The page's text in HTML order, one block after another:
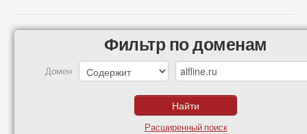
Фильтр по доменам
Домен
Расширенный поиск